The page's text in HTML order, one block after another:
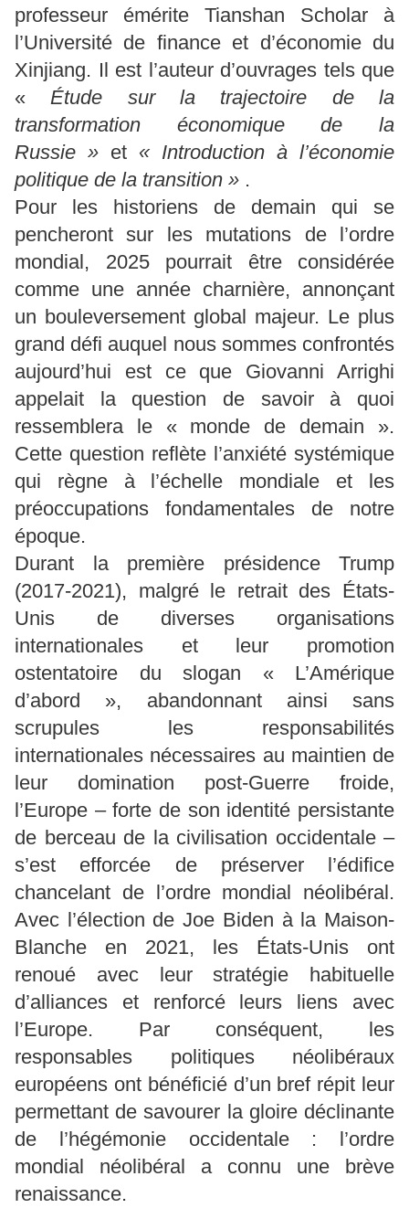
professeur émérite Tianshan Scholar à
l’Université de finance et d’économie du
Xinjiang. Il est l’auteur d’ouvrages tels que
« Étude sur la trajectoire de la
transformation économique de la
Russie » et « Introduction à l’économie
politique de la transition » .
Pour les historiens de demain qui se
pencheront sur les mutations de l’ordre
mondial, 2025 pourrait être considérée
comme une année charnière, annonçant
un bouleversement global majeur. Le plus
grand défi auquel nous sommes confrontés
aujourd’hui est ce que Giovanni Arrighi
appelait la question de savoir à quoi
ressemblera le « monde de demain ».
Cette question reflète l’anxiété systémique
qui règne à l’échelle mondiale et les
préoccupations fondamentales de notre
époque.
Durant la première présidence Trump
(2017-2021), malgré le retrait des États-
Unis de diverses organisations
internationales et leur promotion
ostentatoire du slogan « L’Amérique
d’abord », abandonnant ainsi sans
scrupules les responsabilités
internationales nécessaires au maintien de
leur domination post-Guerre froide,
l’Europe – forte de son identité persistante
de berceau de la civilisation occidentale –
s’est efforcée de préserver l’édifice
chancelant de l’ordre mondial néolibéral.
Avec l’élection de Joe Biden à la Maison-
Blanche en 2021, les États-Unis ont
renoué avec leur stratégie habituelle
d’alliances et renforcé leurs liens avec
l’Europe. Par conséquent, les
responsables politiques néolibéraux
européens ont bénéficié d’un bref répit leur
permettant de savourer la gloire déclinante
de l’hégémonie occidentale : l’ordre
mondial néolibéral a connu une brève
renaissance.